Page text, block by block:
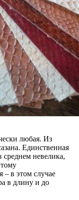
любая. Из
Единственная
среднем невелика,
– в этом случае
в длину и до